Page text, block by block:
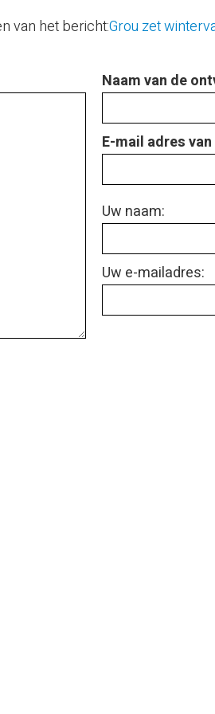
van het bericht:Grou zet
Naam van de
E-mail adres
Uw naam:
Uw e-mailadres: